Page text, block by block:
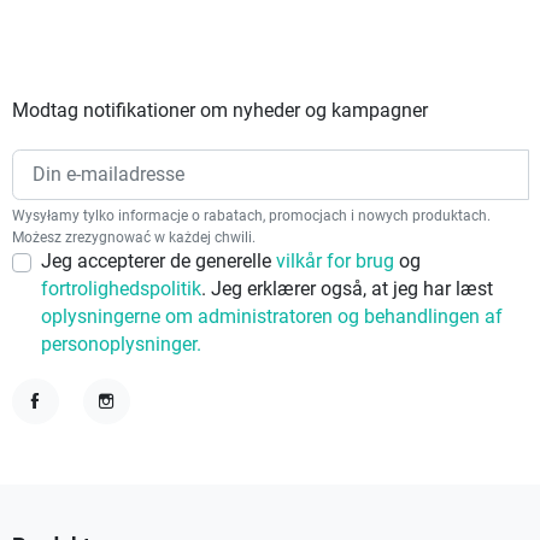
Modtag notifikationer om nyheder og kampagner
Wysyłamy tylko informacje o rabatach, promocjach i nowych produktach.
Możesz zrezygnować w każdej chwili.
Jeg accepterer de generelle vilkår for brug og
fortrolighedspolitik. Jeg erklærer også, at jeg har læst
oplysningerne om administratoren og behandlingen af
personoplysninger.